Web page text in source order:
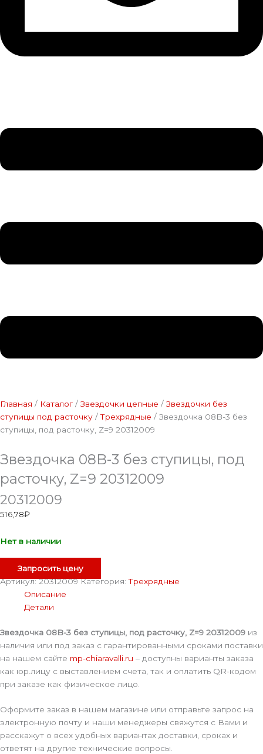
Главная / Каталог / Звездочки цепные / Звездочки без
ступицы под расточку /Трехрядные / Звездочка 08B-3 без
ступицы, под расточку, Z=9 20312009
Звездочка 08B-3 без ступицы, под
расточку, Z=9 20312009
20312009
516,78₽
Нет в наличии
Запросить цену
Артикул:20312009Категория:Трехрядные
Описание
Детали
Звездочка 08B-3 без ступицы, под расточку, Z=9 20312009 из
наличия или под заказ с гарантированными сроками поставки
на нашем сайте mp-chiaravalli.ru – доступны варианты заказа
как юр.лицу с выставлением счета, так и оплатить QR-кодом
при заказе как физическое лицо.
Оформите заказ в нашем магазине или отправьте запрос на
электронную почту и наши менеджеры свяжутся с Вами и
расскажут о всех удобных вариантах доставки, сроках и
ответят на другие технические вопросы.